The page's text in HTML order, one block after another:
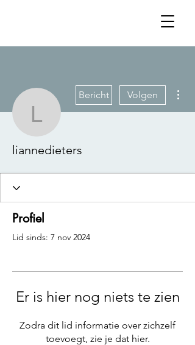
liannedieters
Bericht Volgen
liannedieters
Profiel
Lid sinds: 7 nov 2024
Er is hier nog niets te zien
Zodra dit lid informatie over zichzelf
toevoegt, zie je dat hier.